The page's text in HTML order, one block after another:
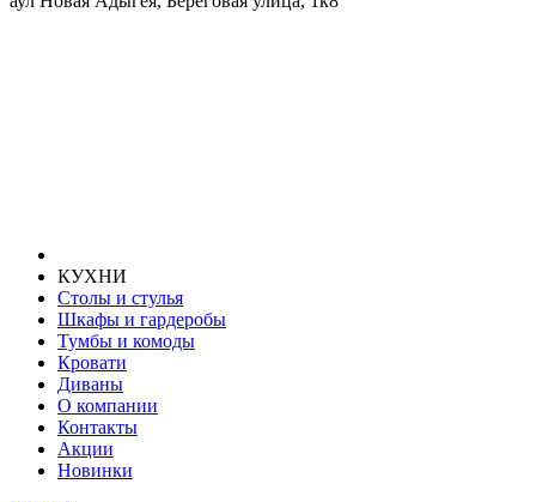
КУХНИ
Столы и стулья
Шкафы и гардеробы
Тумбы и комоды
Кровати
Диваны
О компании
Контакты
Акции
Новинки